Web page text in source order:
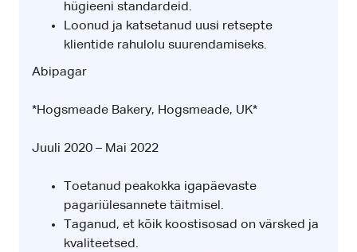
hügieeni standardeid.
Loonud ja katsetanud uusi retsepte
klientide rahulolu suurendamiseks.
Abipagar
*Hogsmeade Bakery, Hogsmeade, UK*
Juuli 2020 – Mai 2022
Toetanud peakokka igapäevaste
pagariülesannete täitmisel.
Taganud, et kõik koostisosad on värsked ja
kvaliteetsed.